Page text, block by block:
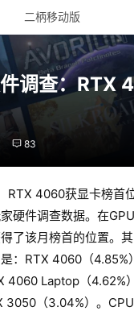
二柄移动版
调查：RTX
83
RTX 4060获显卡榜首
硬件调查数据。在
了该月榜首的位置。
：RTX 4060（4.85%
4060 Laptop（4.62%
3050（3.04%）。